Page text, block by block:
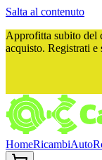
Salta al contenuto
Approfitta subito del
acquisto. Registrati e
HomeRicambiAuto